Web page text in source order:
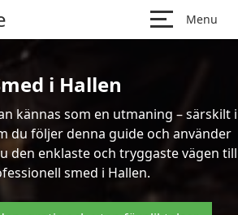
Menu
i Hallen
kännas som en utmaning – särskilt i
du följer denna guide och använder
den enklaste och tryggaste vägen till
smed i Hallen.